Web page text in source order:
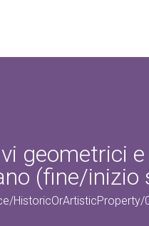
geometrici
(fine/inizio
HistoricOrArtisticProperty/